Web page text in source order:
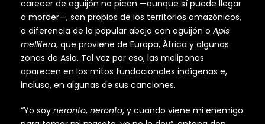
carecer de aguijón no pican —aunque sí puede llegar
a morder—, son propios de los territorios amazónicos,
a diferencia de la popular abeja con aguijón o Apis
mellifera, que proviene de Europa, África y algunas
zonas de Asia. Tal vez por eso, las meliponas
aparecen en los mitos fundacionales indígenas e,
incluso, en algunas de sus canciones.
“Yo soy neronto, neronto, y cuando viene mi enemigo